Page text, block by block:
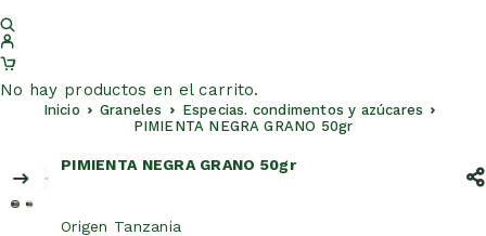
No hay productos en el carrito.
Inicio Graneles
Especias. condimentos y azúcares
PIMIENTA NEGRA GRANO 50gr
PIMIENTA NEGRA GRANO 50gr
Origen Tanzania